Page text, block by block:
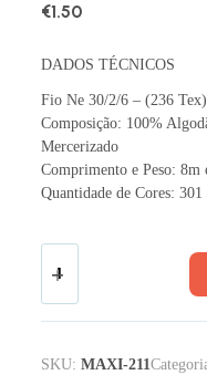
€1.50
DADOS TÉCNICOS
Fio Ne 30/2/6 – (236 Tex)
Composição: 100%
Mercerizado
Comprimento e Peso: 8m
Quantidade de Cores: 301
SKU: MAXI-211